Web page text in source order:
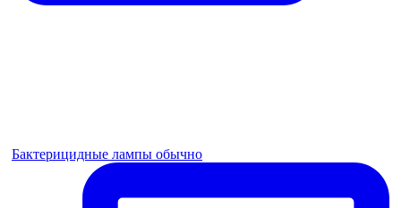
Бактерицидные лампы обычно